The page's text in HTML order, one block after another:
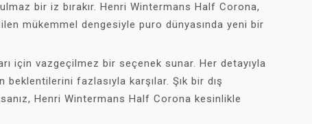
bir iz bırakır. Henri Wintermans Half Corona,
mükemmel dengesiyle puro dünyasında yeni bir
için vazgeçilmez bir seçenek sunar. Her detayıyla
fazlasıyla karşılar. Şık bir dış
Henri Wintermans Half Corona kesinlikle